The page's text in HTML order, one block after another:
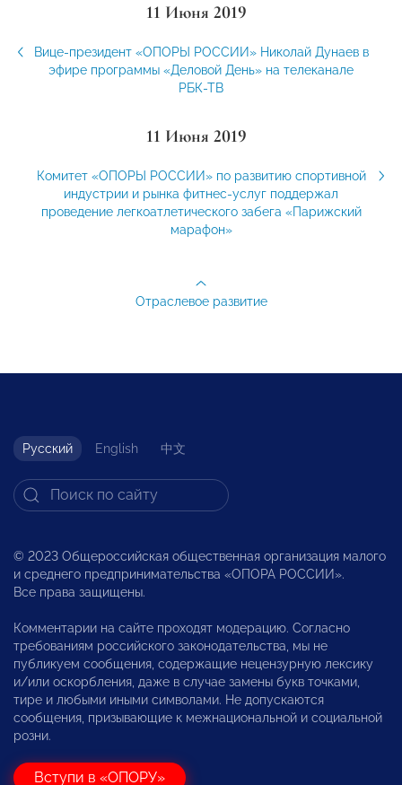
11 Июня 2019
Вице-президент «ОПОРЫ РОССИИ» Николай Дунаев в
эфире программы «Деловой День» на телеканале
РБК-ТВ
11 Июня 2019
Комитет «ОПОРЫ РОССИИ» по развитию спортивной
индустрии и рынка фитнес-услуг поддержал
проведение легкоатлетического забега «Парижский
марафон»
Отраслевое развитие
Русский English 中文
© 2023 Общероссийская общественная организация малого
и среднего предпринимательства «ОПОРА РОССИИ».
Все права защищены.
Комментарии на сайте проходят модерацию. Согласно
требованиям российского законодательства, мы не
публикуем сообщения, содержащие нецензурную лексику
и/или оскорбления, даже в случае замены букв точками,
тире и любыми иными символами. Не допускаются
сообщения, призывающие к межнациональной и социальной
розни.
Вступи в «ОПОРУ»